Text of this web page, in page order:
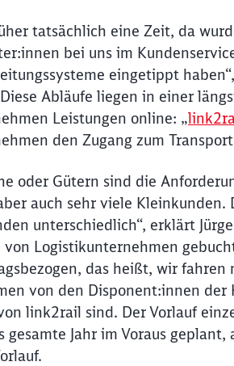
tatsächlich eine Zeit, da
bei uns im
eingetippt
Abläufe liegen in einer
Leistungen online: „
den Zugang zum
oder Gütern sind die
auch sehr viele Kleinkunden.
unterschiedlich“, erklärt
von Logistikunternehmen
das heißt, wir
von den Disponent:innen
link2rail sind. Der Vorlauf
gesamte Jahr im Voraus